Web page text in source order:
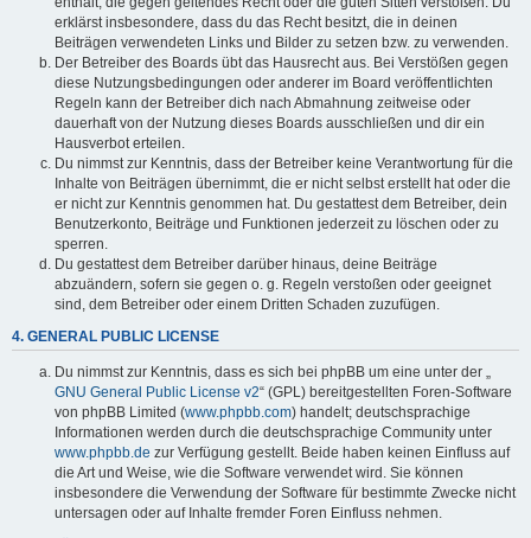
erklärst insbesondere, dass du das Recht besitzt, die in deinen
Beiträgen verwendeten Links und Bilder zu setzen bzw. zu verwenden.
Der Betreiber des Boards übt das Hausrecht aus. Bei Verstößen gegen
diese Nutzungsbedingungen oder anderer im Board veröffentlichten
Regeln kann der Betreiber dich nach Abmahnung zeitweise oder
dauerhaft von der Nutzung dieses Boards ausschließen und dir ein
Hausverbot erteilen.
Du nimmst zur Kenntnis, dass der Betreiber keine Verantwortung für die
Inhalte von Beiträgen übernimmt, die er nicht selbst erstellt hat oder die
er nicht zur Kenntnis genommen hat. Du gestattest dem Betreiber, dein
Benutzerkonto, Beiträge und Funktionen jederzeit zu löschen oder zu
sperren.
Du gestattest dem Betreiber darüber hinaus, deine Beiträge
abzuändern, sofern sie gegen o. g. Regeln verstoßen oder geeignet
sind, dem Betreiber oder einem Dritten Schaden zuzufügen.
4. GENERAL PUBLIC LICENSE
Du nimmst zur Kenntnis, dass es sich bei phpBB um eine unter der „
GNU General Public License v2“ (GPL) bereitgestellten Foren-Software
von phpBB Limited (www.phpbb.com) handelt; deutschsprachige
Informationen werden durch die deutschsprachige Community unter
www.phpbb.de zur Verfügung gestellt. Beide haben keinen Einfluss auf
die Art und Weise, wie die Software verwendet wird. Sie können
insbesondere die Verwendung der Software für bestimmte Zwecke nicht
untersagen oder auf Inhalte fremder Foren Einfluss nehmen.